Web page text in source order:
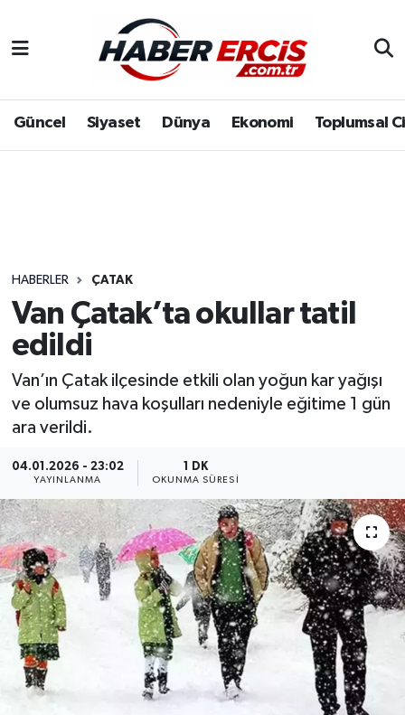
Güncel Siyaset Dünya Ekonomi Toplumsal
HABERLER ÇATAK
Van Çatak’ta okullar tatil
edildi
Van’ın Çatak ilçesinde etkili olan yoğun kar yağışı
ve olumsuz hava koşulları nedeniyle eğitime 1 gün
ara verildi.
04.01.2026 - 23:02
YAYINLANMA
1 DK
OKUNMA SÜRESI